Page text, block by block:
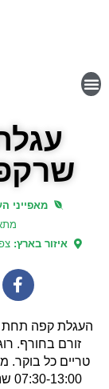
מאפייני
איזור בארץ:
העגלת קפה תחת
זורם בחורף.
טריים כל בוקר.